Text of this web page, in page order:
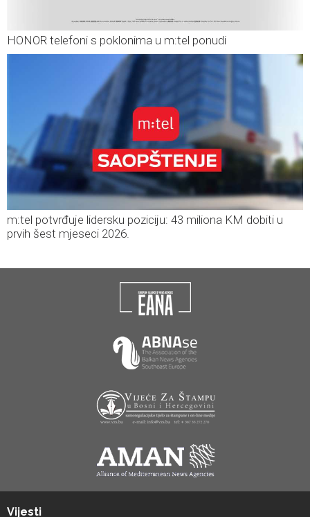
HONOR telefoni s poklonima u m:tel ponudi
m:tel potvrđuje lidersku poziciju: 43 miliona KM dobiti u
prvih šest mjeseci 2026.
Vijesti